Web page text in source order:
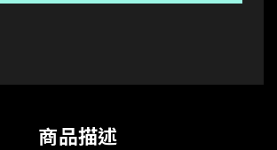
商品描述